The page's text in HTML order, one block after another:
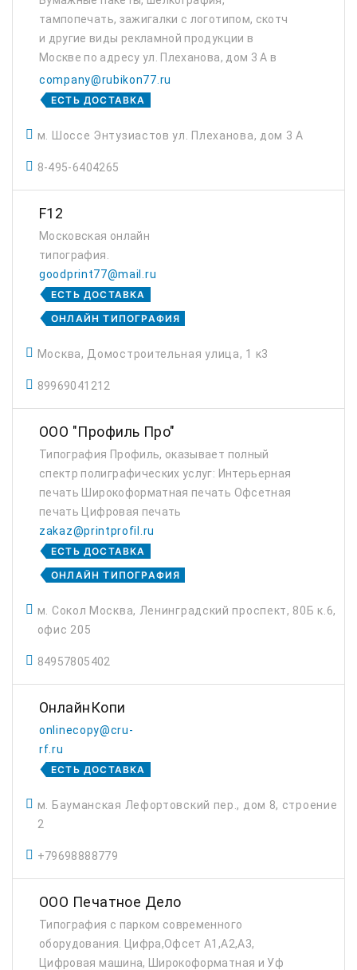
тампопечать, зажигалки с логотипом, скотч
и другие виды рекламной продукции в
Москве по адресу ул. Плеханова, дом 3 А в
типографии Рубикон
company@rubikon77.ru
ЕСТЬ ДОСТАВКА
м. Шоссе Энтузиастов ул. Плеханова, дом 3 А
8-495-6404265
F12
Московская онлайн
типография.
goodprint77@mail.ru
ЕСТЬ ДОСТАВКА
ОНЛАЙН ТИПОГРАФИЯ
Москва, Домостроительная улица, 1 к3
89969041212
ООО "Профиль Про"
Типография Профиль, оказывает полный
спектр полиграфических услуг: Интерьерная
печать Широкоформатная печать Офсетная
печать Цифровая печать
zakaz@printprofil.ru
ЕСТЬ ДОСТАВКА
ОНЛАЙН ТИПОГРАФИЯ
м. Сокол Москва, Ленинградский проспект, 80Б к.6,
офис 205
84957805402
ОнлайнКопи
onlinecopy@cru-
rf.ru
ЕСТЬ ДОСТАВКА
м. Бауманская Лефортовский пер., дом 8, строение
2
+79698888779
ООО Печатное Дело
Типография с парком современного
оборудования. Цифра,Офсет А1,А2,А3,
Цифровая машина, Широкоформатная и Уф